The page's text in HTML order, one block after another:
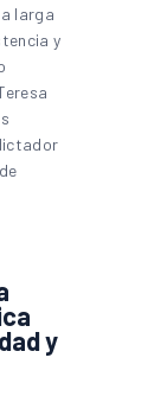
larga
y
y